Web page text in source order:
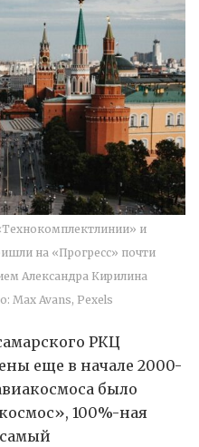
и
на «Прогресс» почти
Александра Кирилина
Max Avans, Pexels
РКЦ
еще в начале 2000-
было
100%-ная